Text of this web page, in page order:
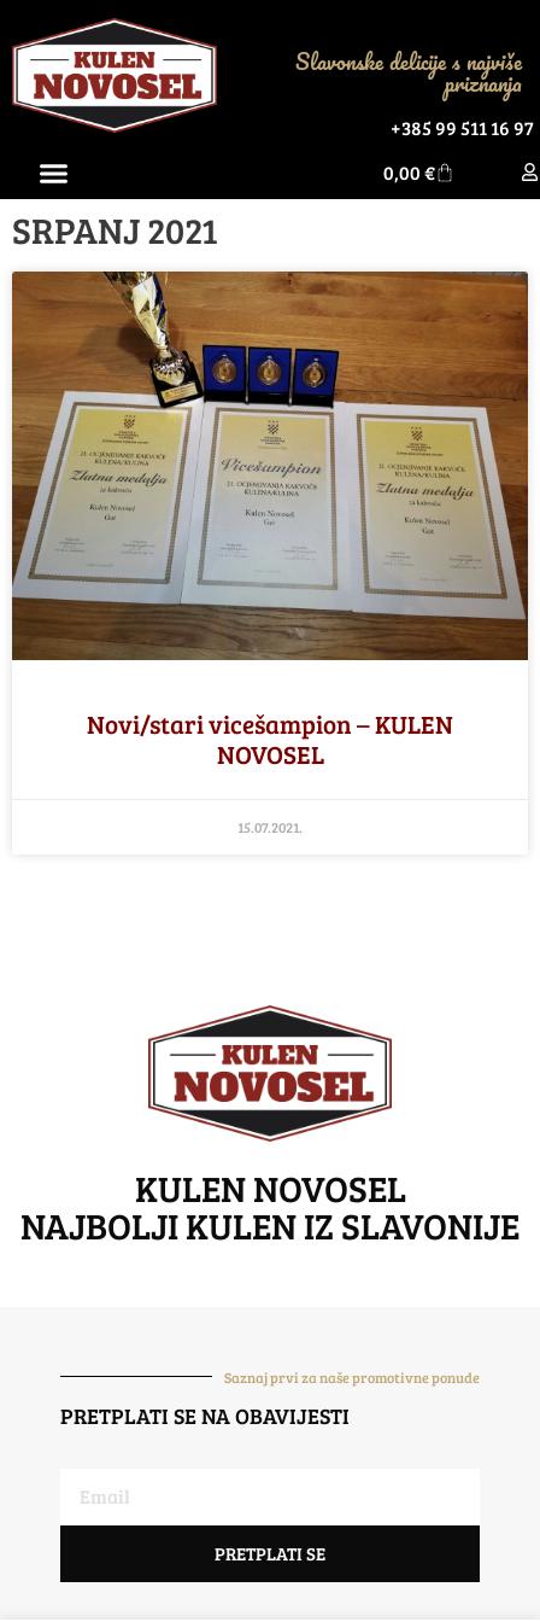
Slavonske delicije s najviše
priznanja
+385 99 511 16 97
0,00€
SRPANJ 2021
Novi/stari vicešampion – KULEN
NOVOSEL
15.07.2021.
KULEN NOVOSEL
NAJBOLJI KULEN IZ SLAVONIJE
Saznaj prvi za naše promotivne ponude
PRETPLATI SE NA OBAVIJESTI
PRETPLATI SE